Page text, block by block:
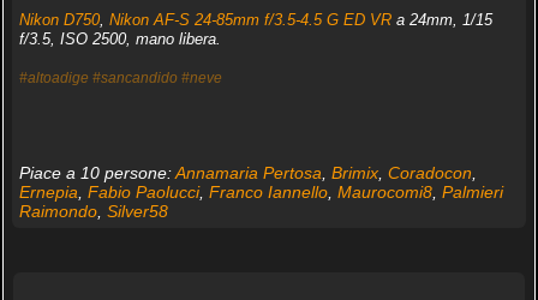
Nikon D750, Nikon AF-S 24-85mm f/3.5-4.5 G ED VRa 24mm, 1/15
f/3.5, ISO 2500, mano libera.
#altoadige #sancandido #neve
Piace a 10 persone:Annamaria Pertosa, Brimix, Coradocon,
Ernepia, Fabio Paolucci, Franco Iannello, Maurocomi8, Palmieri
Raimondo, Silver58